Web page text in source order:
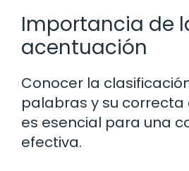
Importancia de
acentuación
Conocer la
palabras y su
es esencial para una
efectiva.